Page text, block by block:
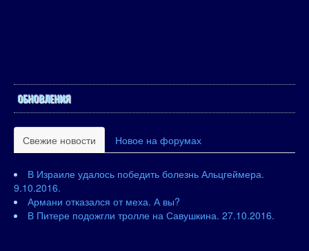
ОБНОВЛЕНИЯ
Свежие новости Новое на форумах
В Израиле удалось победить болезнь Альцгеймера.
9.10.2016.
Армани отказался от меха. А вы?
В Питере подожгли тролле на Савушкина. 27.10.2016.